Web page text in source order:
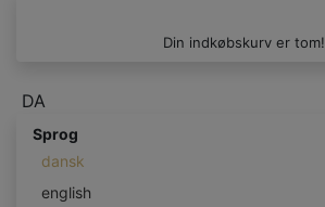
Din indkøbskurv er tom!
DA
Sprog
dansk
english